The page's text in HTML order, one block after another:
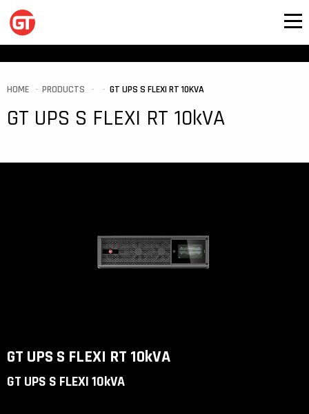
HOME PRODUCTS GT UPS S FLEXI RT 10KVA
GT UPS S FLEXI RT 10kVA
GT UPS S FLEXI RT 10kVA
GT UPS S FLEXI 10kVA